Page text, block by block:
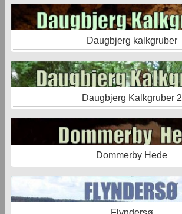
Daugbjerg kalkgruber
Daugbjerg Kalkgruber 2
Dommerby Hede